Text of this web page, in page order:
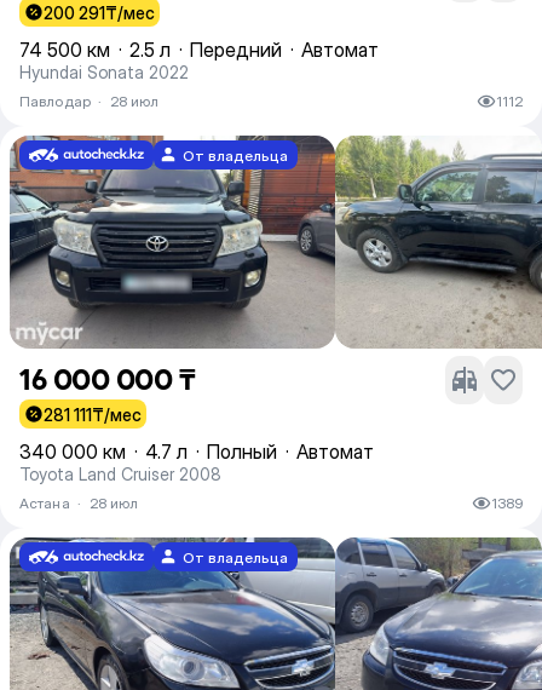
200 291₸/мес
74 500 км · 2.5 л · Передний · Автомат
Hyundai Sonata 2022
Павлодар · 28 июл 1112
От владельца
16 000 000 ₸
281 111₸/мес
340 000 км · 4.7 л · Полный · Автомат
Toyota Land Cruiser 2008
Астана · 28 июл 1389
От владельца